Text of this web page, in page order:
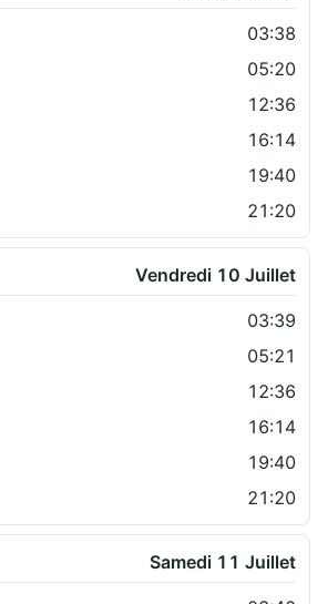
03:38
05:20
12:36
16:14
19:40
21:20
Vendredi 10 Juillet
03:39
05:21
12:36
16:14
19:40
21:20
Samedi 11 Juillet